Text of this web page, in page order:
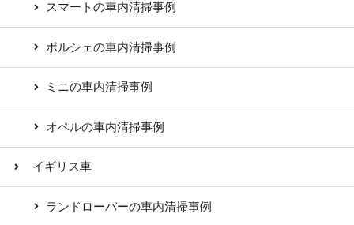
スマートの車内清掃事例
ポルシェの車内清掃事例
ミニの車内清掃事例
オペルの車内清掃事例
イギリス車
ランドローバーの車内清掃事例